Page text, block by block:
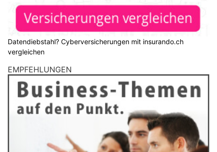
Datendiebstahl? Cyberversicherungen mit insurando.ch
vergleichen
EMPFEHLUNGEN